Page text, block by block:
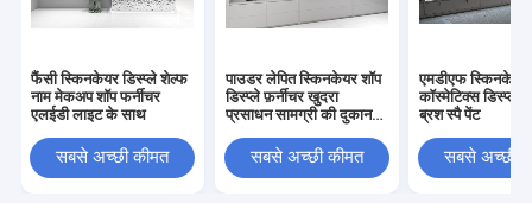
फैंसी स्किनकेयर डिस्प्ले शेल्फ
नाम मेकअप शॉप फर्नीचर
एलईडी लाइट के साथ
सबसे अच्छी कीमत
पाउडर लेपित स्किनकेयर शॉप
डिस्प्ले फ़र्नीचर खुदरा
प्रसाधन सामग्री की दुकान
सबसे अच्छी कीमत
एमडीएफ स्किनकेयर
कॉस्मेटिक्स डिस्प्ले
ब्रश स्पै पेंट
सबसे अच्छी